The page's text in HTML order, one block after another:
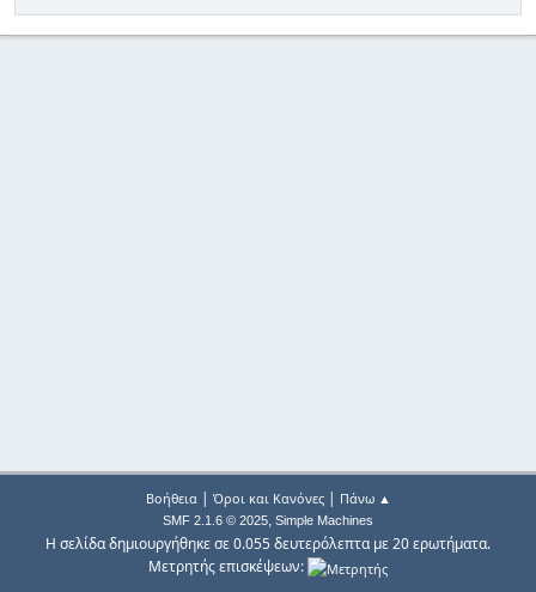
Βοήθεια| Όροι και Κανόνες| Πάνω ▲
SMF 2.1.6 © 2025, Simple Machines
Η σελίδα δημιουργήθηκε σε 0.055 δευτερόλεπτα με 20 ερωτήματα.
Μετρητής επισκέψεων: